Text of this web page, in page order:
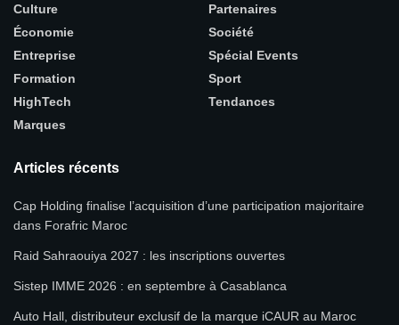
Culture
Économie
Entreprise
Formation
HighTech
Marques
Partenaires
Société
Spécial Events
Sport
Tendances
Articles récents
Cap Holding finalise l’acquisition d’une participation majoritaire
dans Forafric Maroc
Raid Sahraouiya 2027 : les inscriptions ouvertes
Sistep IMME 2026 : en septembre à Casablanca
Auto Hall, distributeur exclusif de la marque iCAUR au Maroc